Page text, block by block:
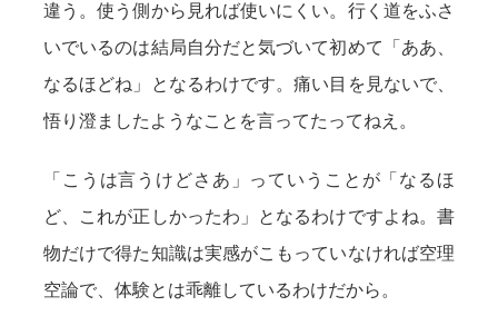
違う。使う側から見れば使いにくい。行く道をふさ
いでいるのは結局自分だと気づいて初めて「ああ、
なるほどね」となるわけです。痛い目を見ないで、
悟り澄ましたようなことを言ってたってねえ。
「こうは言うけどさあ」っていうことが「なるほ
ど、これが正しかったわ」となるわけですよね。書
物だけで得た知識は実感がこもっていなければ空理
空論で、体験とは乖離しているわけだから。